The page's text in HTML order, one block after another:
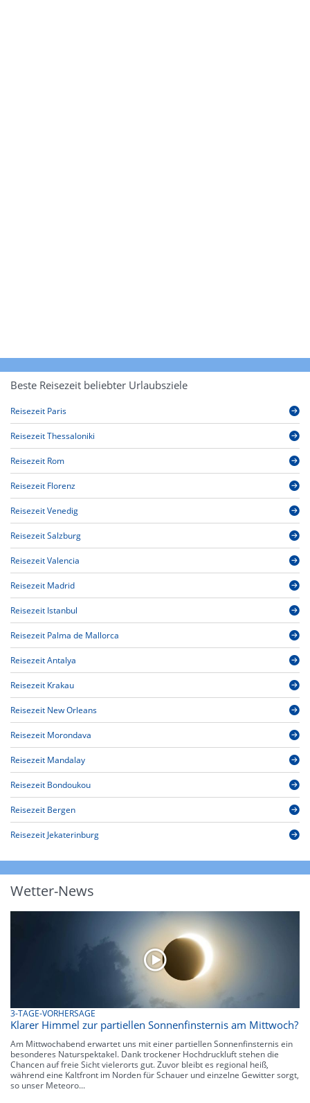
Beste Reisezeit beliebter Urlaubsziele
Reisezeit Paris
Reisezeit Thessaloniki
Reisezeit Rom
Reisezeit Florenz
Reisezeit Venedig
Reisezeit Salzburg
Reisezeit Valencia
Reisezeit Madrid
Reisezeit Istanbul
Reisezeit Palma de Mallorca
Reisezeit Antalya
Reisezeit Krakau
Reisezeit New Orleans
Reisezeit Morondava
Reisezeit Mandalay
Reisezeit Bondoukou
Reisezeit Bergen
Reisezeit Jekaterinburg
Wetter-News
3-TAGE-VORHERSAGE
Klarer Himmel zur partiellen Sonnenfinsternis am Mittwoch?
Am Mittwochabend erwartet uns mit einer partiellen Sonnenfinsternis ein
besonderes Naturspektakel. Dank trockener Hochdruckluft stehen die
Chancen auf freie Sicht vielerorts gut. Zuvor bleibt es regional heiß,
während eine Kaltfront im Norden für Schauer und einzelne Gewitter sorgt,
so unser Meteoro...